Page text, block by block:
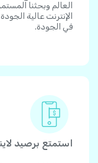
العالم وبحثنا
الإنترنت عالية
في الجودة.
استمتع برصيد